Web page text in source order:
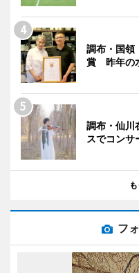
調布・国領
賞 昨年の
調布・仙川
スでコンサ
フ